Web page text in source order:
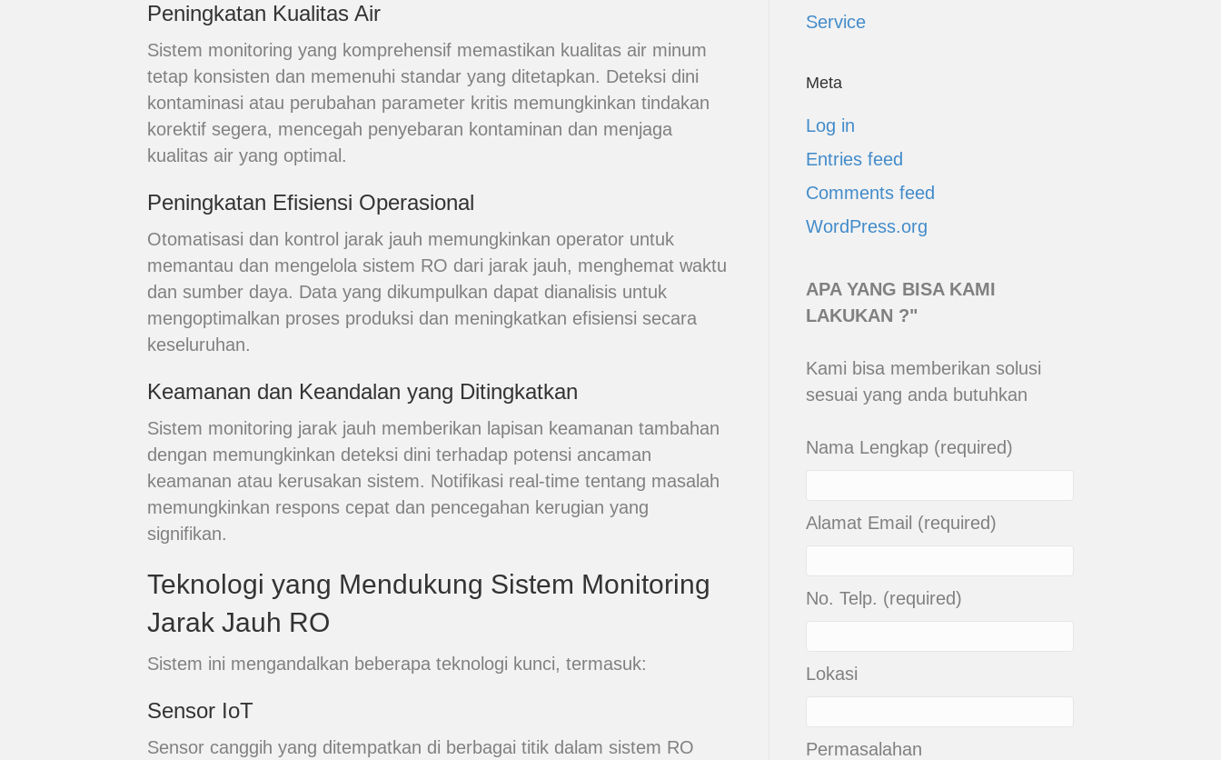
Peningkatan Kualitas Air
Sistem monitoring yang komprehensif memastikan kualitas air minum
tetap konsisten dan memenuhi standar yang ditetapkan. Deteksi dini
kontaminasi atau perubahan parameter kritis memungkinkan tindakan
korektif segera, mencegah penyebaran kontaminan dan menjaga
kualitas air yang optimal.
Peningkatan Efisiensi Operasional
Otomatisasi dan kontrol jarak jauh memungkinkan operator untuk
memantau dan mengelola sistem RO dari jarak jauh, menghemat waktu
dan sumber daya. Data yang dikumpulkan dapat dianalisis untuk
mengoptimalkan proses produksi dan meningkatkan efisiensi secara
keseluruhan.
Keamanan dan Keandalan yang Ditingkatkan
Sistem monitoring jarak jauh memberikan lapisan keamanan tambahan
dengan memungkinkan deteksi dini terhadap potensi ancaman
keamanan atau kerusakan sistem. Notifikasi real-time tentang masalah
memungkinkan respons cepat dan pencegahan kerugian yang
signifikan.
Teknologi yang Mendukung Sistem Monitoring
Jarak Jauh RO
Sistem ini mengandalkan beberapa teknologi kunci, termasuk:
Sensor IoT
Sensor canggih yang ditempatkan di berbagai titik dalam sistem RO
Service
Meta
Log in
Entries feed
Comments feed
WordPress.org
APA YANG BISA KAMI
LAKUKAN ?"
Kami bisa memberikan solusi
sesuai yang anda butuhkan
Nama Lengkap (required)
Alamat Email (required)
No. Telp. (required)
Lokasi
Permasalahan